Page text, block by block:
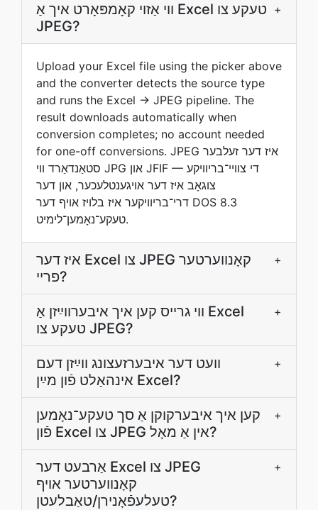
ווי אַזוי קאָמפּאָרט איך אַ Excel טעקע צו
JPEG?
+
Upload your Excel file using the picker above
and the converter detects the source type
and runs the Excel → JPEG pipeline. The
result downloads automatically when
conversion completes; no account needed
for one-off conversions. JPEG איז דער זעלבער
סטאַנדאַרד ווי JPG און JFIF — די צװײ־בריוויקע
צוגאָב איז דער אויגענטלעכער, און דער
דרי־בריוויקער איז בלויז אױף דער DOS 8.3
טעקע־נאָמען־לימיט.
איז דער Excel צו JPEG קאָנווערטער
פריי?
+
ווי גרײס קען איך איבערװײַזן אַ Excel
טעקע צו JPEG?
+
װעט דער איבערזעצונג װײַזן דעם
אינהאַלט פֿון מײַן Excel?
+
קען איך איבערקוקן אַ סך טעקע־נאָמען
פֿון Excel צו JPEG אין אַ מאָל?
+
אַרבעט דער Excel צו JPEG
קאָנווערטער אויף
טעלעפֿאָנירן/טאַבלעטן?
+